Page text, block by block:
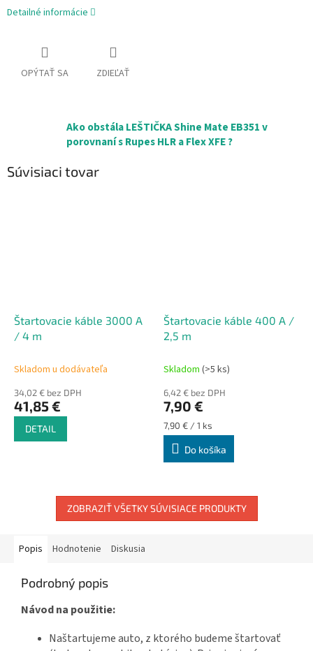
Detailné informácie
OPÝTAŤ SA ZDIEĽAŤ
Ako obstála LEŠTIČKA Shine Mate EB351 v
porovnaní s Rupes HLR a Flex XFE ?
Súvisiaci tovar
Štartovacie káble 3000 A
/ 4 m
Skladom u dodávateľa
34,02 € bez DPH
41,85 €
DETAIL
Štartovacie káble 400 A /
2,5 m
Skladom (>5 ks)
6,42 € bez DPH
7,90 €
Jednotková
cena:
7,90 € / 1 ks
Do košíka
ZOBRAZIŤ VŠETKY SÚVISIACE PRODUKTY
Popis Hodnotenie Diskusia
Podrobný popis
Návod na použitie:
Naštartujeme auto, z ktorého budeme štartovať